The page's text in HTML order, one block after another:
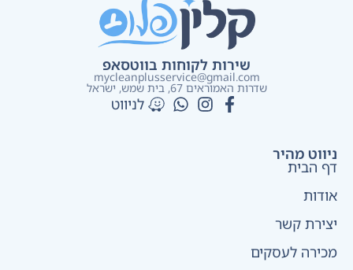
שירות לקוחות בווטסאפ
mycleanplusservice@gmail.com
שדרות האמוראים 67, בית שמש​, ישראל
לניווט
ניווט מהיר
דף הבית
אודות
יצירת קשר
מכירה לעסקים